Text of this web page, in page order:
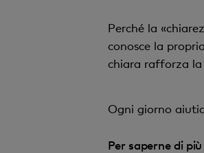
Perché la
conosce la
chiara rafforza la
Ogni giorno
Per saperne di più